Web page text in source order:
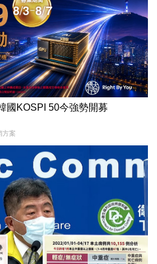
國KOSPI 50今強勢開募
方案